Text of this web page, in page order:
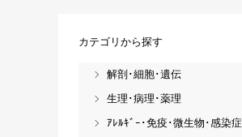
カテゴリから探す
解剖･細胞･遺伝
生理･病理･薬理
ｱﾚﾙｷﾞｰ･免疫･微生物･感染症